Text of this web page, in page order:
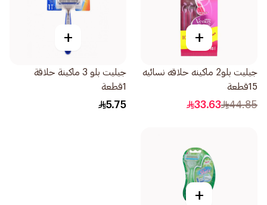
+
جيليت بلو2 ماكينه حلاقه نسائيه
15قطعة
44.85
33.63
+
جيليت بلو 3 ماكينة حلاقة
1قطعة
5.75
+